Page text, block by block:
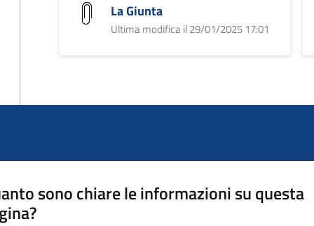
La Giunta
Ultima modifica il 29/01/2025 17:01
sono chiare le informazioni su questa